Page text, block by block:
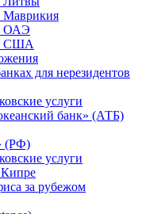
Маврикия
ОАЭ
США
для нерезидентов
услуги
банк» (АТБ)
(РФ)
услуги
Кипре
за рубежом